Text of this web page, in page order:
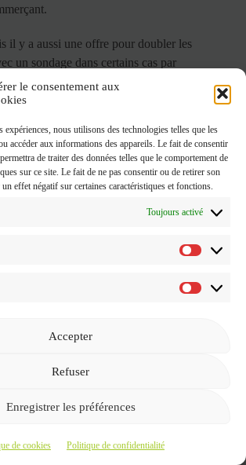
le consentement aux
nous utilisons des technologies telles que les
accéder aux informations des appareils. Le fait de consentir
de traiter des données telles que le comportement de
sur ce site. Le fait de ne pas consentir ou de retirer son
effet négatif sur certaines caractéristiques et fonctions.
Toujours activé
Accepter
Refuser
Enregistrer les préférences
de cookies Politique de confidentialité
il y a aussi une offre pour doubler les
un sondage dans certains cas par
que dans ce cas précis c’est plus
de passer par Swagbucks, je te conseille
avec tes sites de cashback habituels
achats pour passer par le site le plus
SB avec les évènements